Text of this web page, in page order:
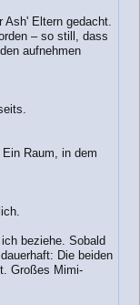
Eltern gedacht.
– so still, dass
aufnehmen
Raum, in dem
beziehe. Sobald
Die beiden
Großes Mimi-